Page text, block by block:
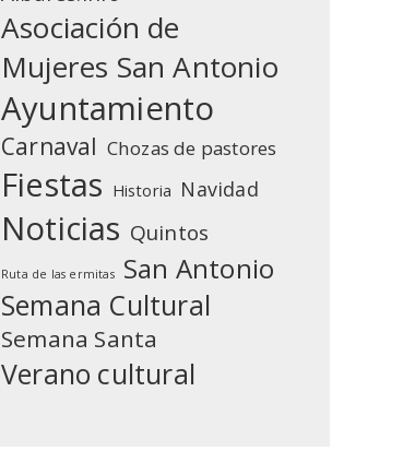
Asociación de
Mujeres San Antonio
Ayuntamiento
Carnaval Chozas de pastores
Fiestas Historia Navidad
Noticias Quintos
Ruta de las ermitas San Antonio
Semana Cultural
Semana Santa
Verano cultural